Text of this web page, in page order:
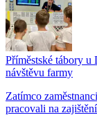
Příměstské tábory u
návštěvu farmy
Zatímco
pracovali na